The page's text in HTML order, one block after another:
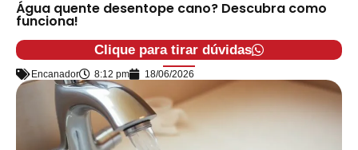
Água quente desentope cano? Descubra como
funciona!
Clique para tirar dúvidas
Encanador 8:12 pm 18/06/2026